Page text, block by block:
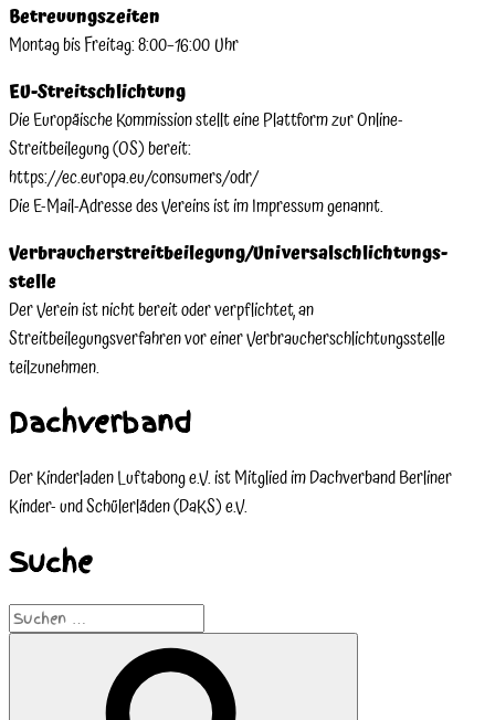
Betreuungszeiten
Montag bis Freitag: 8:00–16:00 Uhr
EU-Streitschlichtung
Die Europäische Kommission stellt eine Plattform zur Online-
Streitbeilegung (OS) bereit:
https://ec.europa.eu/consumers/odr/
Die E-Mail-Adresse des Vereins ist im Impressum genannt.
Verbraucher­streit­beilegung/Universal­schlichtungs­
stelle
Der Verein ist nicht bereit oder verpflichtet, an
Streitbeilegungsverfahren vor einer Verbraucherschlichtungsstelle
teilzunehmen.
Dachverband
Der Kinderladen Luftabong e.V. ist Mitglied im Dachverband Berliner
Kinder- und Schülerläden (DaKS) e.V.
Suche
Suche